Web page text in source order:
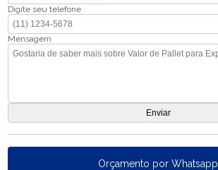
Digite seu telefone
Mensagem
Orçamento por Whatsapp